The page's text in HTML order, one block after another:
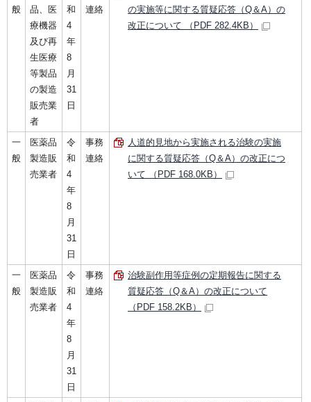
般
品、医
療機器
及び再
生医療
等製品
の製造
販売業
者
和
4
年
8
月
31
日
連絡
の実施等に関する質疑応答（Q＆A）の
改正について （PDF 282.4KB）
一
般
医薬品
製造販
売業者
令
和
4
年
8
月
31
日
事務
連絡
人道的見地から実施される治験の実施
に関する質疑応答（Q＆A）の改正につ
いて （PDF 168.0KB）
一
般
医薬品
製造販
売業者
令
和
4
年
8
月
31
日
事務
連絡
治験副作用等症例の定期報告に関する
質疑応答（Q＆A）の改正について
（PDF 158.2KB）